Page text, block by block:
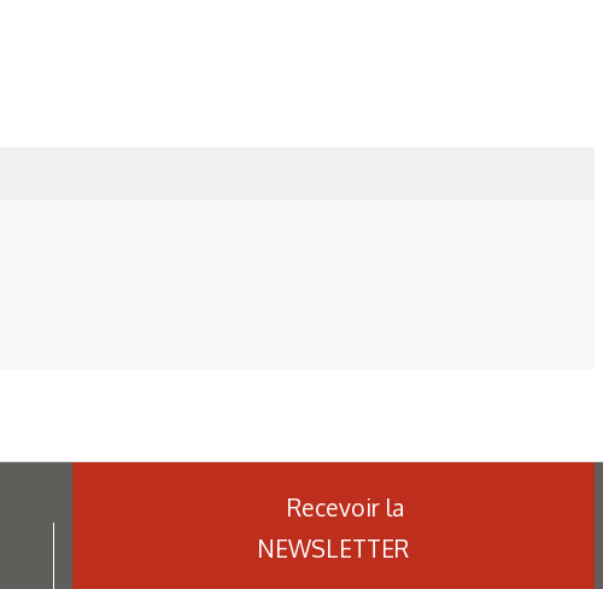
Recevoir la
NEWSLETTER